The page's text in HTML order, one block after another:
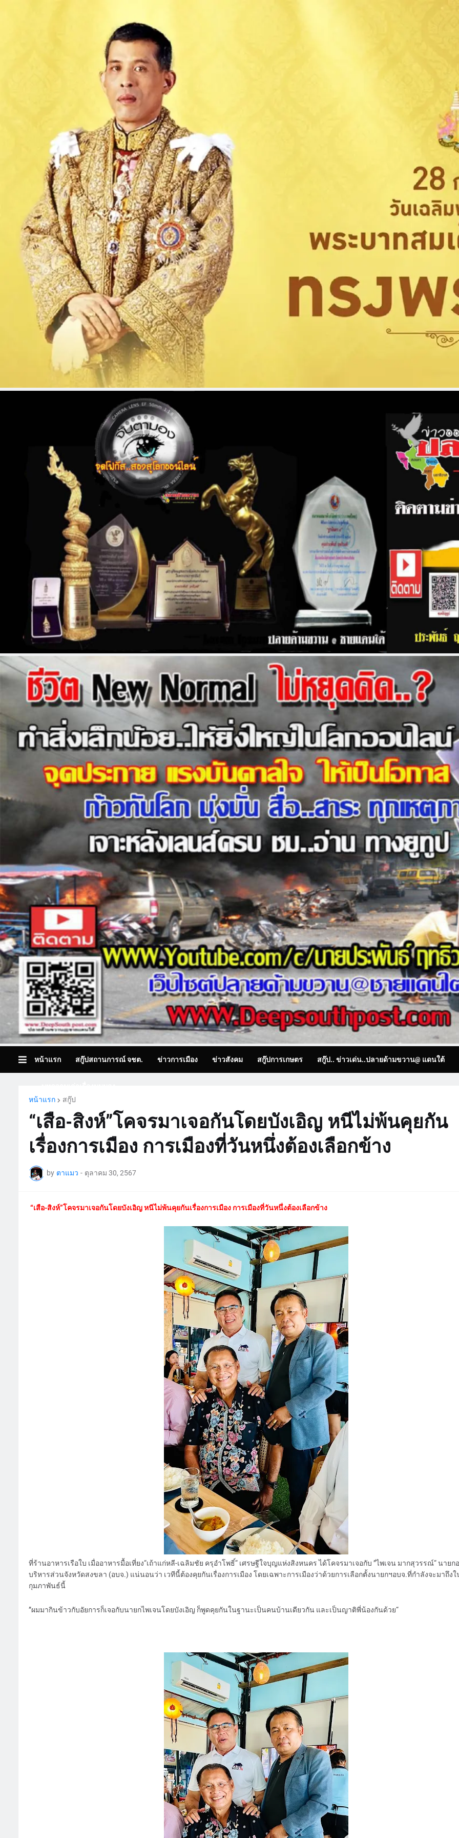
หน้าแรก สกู๊ปสถานการณ์ จชต. ข่าวการเมือง ข่าวสังคม สกู๊ปการเกษตร สกู๊ป.. ข่าวเด่น..ปลายด้ามขวาน@ แดนใต้
หน้าแรก
สกู๊ป
“เสือ-สิงห์”โคจรมาเจอกันโดยบังเอิญ หนีไม่พ้นคุยกัน
เรื่องการเมือง การเมืองที่วันหนึ่งต้องเลือกข้าง
by ตาแมว - ตุลาคม 30, 2567
“เสือ-สิงห์”โคจรมาเจอกันโดยบังเอิญ หนีไม่พ้นคุยกันเรื่องการเมือง การเมืองที่วันหนึ่งต้องเลือกข้าง
ที่ร้านอาหารเรือใบ เมื่ออาหารมื้อเที่ยง“เถ้าแก่หลี-เฉลิมชัย ครุอำโพธิ์“ เศรษฐีใจบุญแห่งสิงหนคร ได้โคจรมาเจอกับ ”ไพเจน มากสุวรรณ์“ นายก
บริหารส่วนจังหวัดสงขลา (อบจ.) แน่นอนว่า เวทีนี้ต้องคุยกันเรื่องการเมือง โดยเฉพาะการเมืองว่าด้วยการเลือกตั้งนายกฯอบจ.ที่กำลังจะมาถึงใ
กุมภาพันธ์นี้
”ผมมากินข้าวกับอัยการก็เจอกับนายกไพเจนโดยบังเอิญ ก็พูดคุยกันในฐานะเป็นคนบ้านเดียวกัน และเป็นญาติพี่น้องกันด้วย“